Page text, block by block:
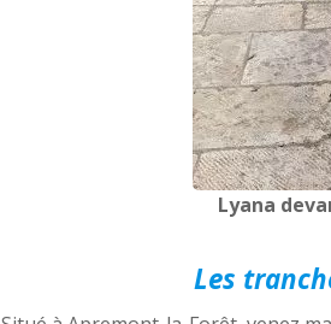
Lyana
Les